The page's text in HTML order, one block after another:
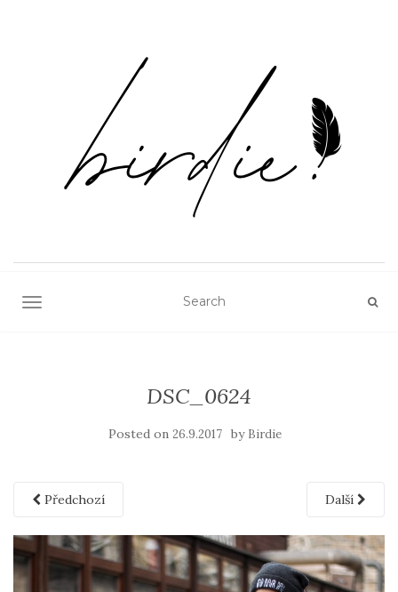
TOGGLE NAVIGATION
DSC_0624
Posted on 26.9.2017 by Birdie
Předchozí Další